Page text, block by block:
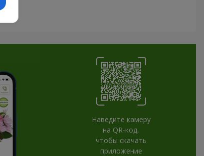
Наведите камеру
на QR-код,
чтобы скачать
приложение